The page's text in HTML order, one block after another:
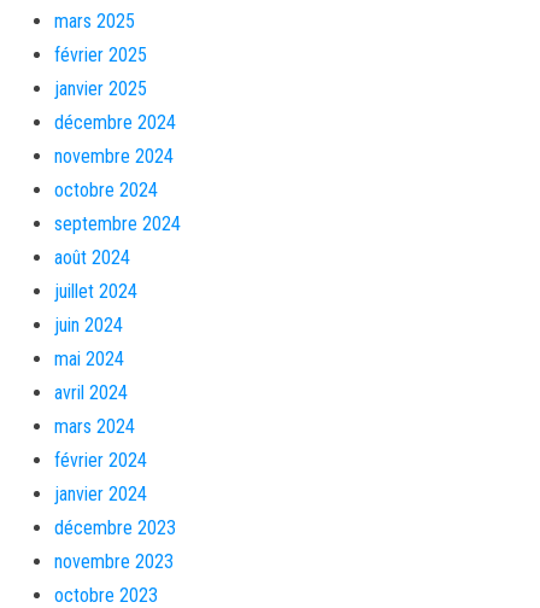
mars 2025
février 2025
janvier 2025
décembre 2024
novembre 2024
octobre 2024
septembre 2024
août 2024
juillet 2024
juin 2024
mai 2024
avril 2024
mars 2024
février 2024
janvier 2024
décembre 2023
novembre 2023
octobre 2023